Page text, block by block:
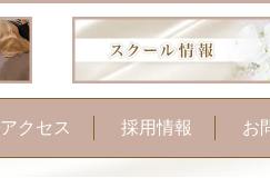
アクセス 採用情報 お